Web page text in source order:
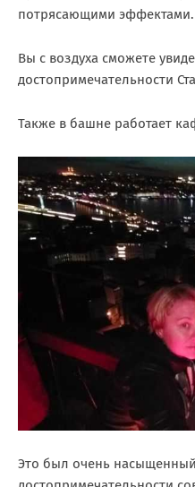
потрясающими эффектами.
Вы с воздуха сможете
достопримечательности
Также в башне работает
Это был очень